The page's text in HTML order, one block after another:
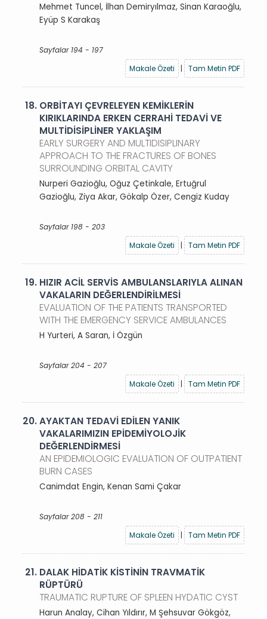
Mehmet Tuncel, İlhan Demiryılmaz, Sinan Karaoğlu,
Eyüp S Karakaş
Sayfalar 194 - 197
Makale Özeti
| Tam Metin PDF
18. ORBİTAYI ÇEVRELEYEN KEMİKLERİN
KIRIKLARINDA ERKEN CERRAHİ TEDAVİ VE
MULTİDİSİPLİNER YAKLAŞIM
EARLY SURGERY AND MULTIDISIPLINARY
APPROACH TO THE FRACTURES OF BONES
SURROUNDING ORBITAL CAVITY
Nurperi Gazioğlu, Oğuz Çetinkale, Ertuğrul
Gazioğlu, Ziya Akar, Gökalp Özer, Cengiz Kuday
Sayfalar 198 - 203
Makale Özeti
| Tam Metin PDF
19. HIZIR ACİL SERVİS AMBULANSLARIYLA ALINAN
VAKALARIN DEĞERLENDİRİLMESİ
EVALUATION OF THE PATIENTS TRANSPORTED
WITH THE EMERGENCY SERVICE AMBULANCES
H Yurteri, A Saran, İ Özgün
Sayfalar 204 - 207
Makale Özeti
| Tam Metin PDF
20.AYAKTAN TEDAVİ EDİLEN YANIK
VAKALARIMIZIN EPİDEMİYOLOJİK
DEĞERLENDİRMESİ
AN EPIDEMIOLOGIC EVALUATION OF OUTPATIENT
BURN CASES
Canimdat Engin, Kenan Sami Çakar
Sayfalar 208 - 211
Makale Özeti
| Tam Metin PDF
21. DALAK HİDATİK KİSTİNİN TRAVMATİK
RÜPTÜRÜ
TRAUMATIC RUPTURE OF SPLEEN HYDATIC CYST
Harun Analay, Cihan Yıldırır, M Şehsuvar Gökgöz,